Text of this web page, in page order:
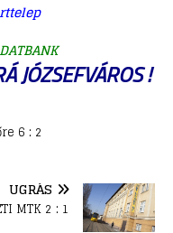
JÓZSEFVÁROS !
6 : 2
UGRÁS
MTK 2 : 1